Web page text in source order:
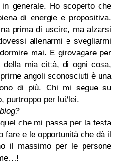
in generale. Ho scoperto che
di energie e propositiva.
prima di uscire, ma alzarsi
allenarmi e svegliarmi
mai. E girovagare per
della mia città, di ogni cosa,
angoli sconosciuti è una
di più. Chi mi segue su
purtroppo per lui/lei.
che mi passa per la testa
fare e le opportunità che dà il
il massimo per le persone